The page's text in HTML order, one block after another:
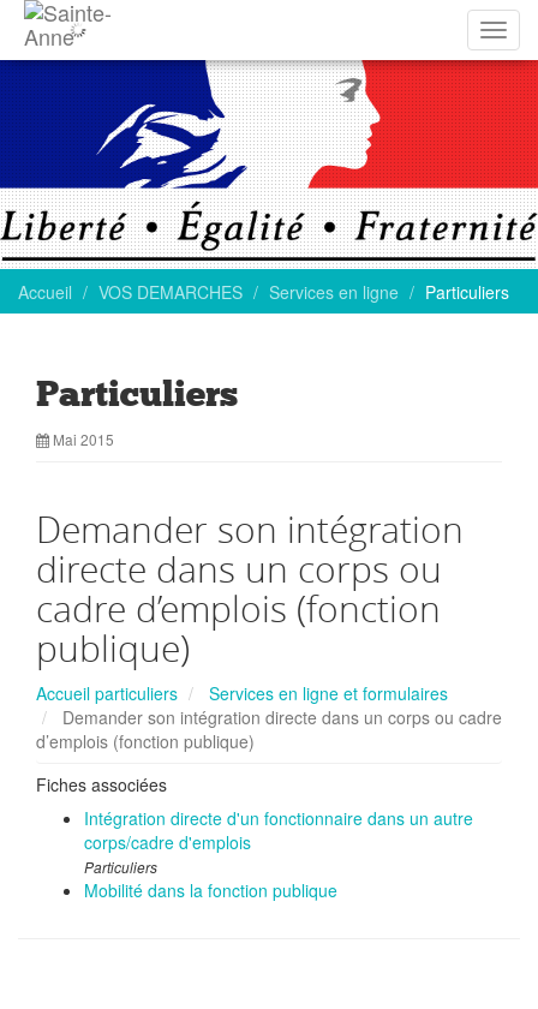
la
Accueil VOS DEMARCHES Services en ligne Particuliers
Particuliers
Mai 2015
Demander son intégration
directe dans un corps ou
cadre d’emplois (fonction
publique)
Accueil particuliers
Services en ligne et formulaires
Demander son intégration directe dans un corps ou cadre
d’emplois (fonction publique)
Fiches associées
Intégration directe d'un fonctionnaire dans un autre
corps/cadre d'emplois
Particuliers
Mobilité dans la fonction publique